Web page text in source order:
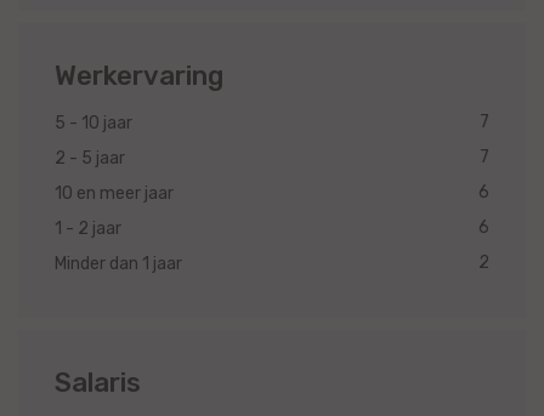
Werkervaring
5 - 10 jaar
7
2 - 5 jaar
7
10 en meer jaar
6
1 - 2 jaar
6
Minder dan 1 jaar
2
Salaris